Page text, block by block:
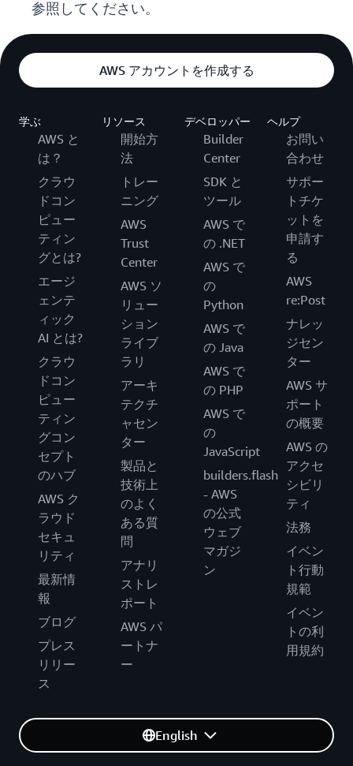
参照してください。
AWS アカウントを作成する
学ぶ
AWS と
は？
クラウ
ドコン
ピュー
ティン
グとは?
エージ
ェンテ
ィック
AI とは?
クラウ
ドコン
ピュー
ティン
グコン
セプト
のハブ
AWS ク
ラウド
セキュ
リティ
最新情
報
ブログ
プレス
リリー
ス
リソース
開始方
法
トレー
ニング
AWS
Trust
Center
AWS ソ
リュー
ション
ライブ
ラリ
アーキ
テクチ
ャセン
ター
製品と
技術上
のよく
ある質
問
アナリ
ストレ
ポート
AWS パ
ートナ
ー
デベロッパー
Builder
Center
SDK と
ツール
AWS で
の .NET
AWS で
の
Python
AWS で
の Java
AWS で
の PHP
AWS で
の
JavaScript
builders.flash
- AWS
の公式
ウェブ
マガジ
ン
ヘルプ
お問い
合わせ
サポー
トチケ
ットを
申請す
る
AWS
re:Post
ナレッ
ジセン
ター
AWS サ
ポート
の概要
AWS の
アクセ
シビリ
ティ
法務
イベン
ト行動
規範
イベン
トの利
用規約
English